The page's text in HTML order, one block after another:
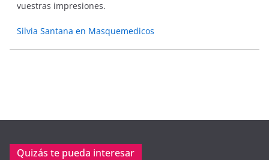
vuestras impresiones.
Silvia Santana en Masquemedicos
Quizás te pueda interesar